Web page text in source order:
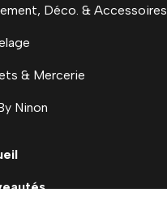
Déco. & Accessoires
& Mercerie
Ninon